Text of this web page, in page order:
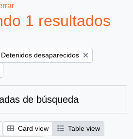
1 resultados
Remove filter:
Detenidos desaparecidos
de búsqueda
Card view
Table view